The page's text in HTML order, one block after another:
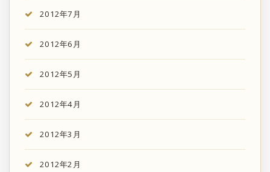
2012年7月
2012年6月
2012年5月
2012年4月
2012年3月
2012年2月